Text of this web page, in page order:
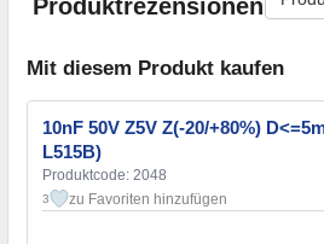
Produktrezensionen
Mit diesem Produkt kaufen
10nF 50V Z5V Z(-20/+80%)
L515B)
Produktcode: 2048
3 zu Favoriten hinzufügen